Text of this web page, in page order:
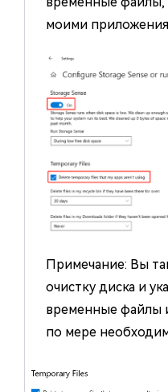
моими
Примечание: Вы
очистку диска и
временные файлы
по мере